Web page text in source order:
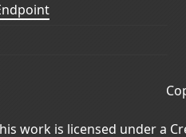
work is licensed under a